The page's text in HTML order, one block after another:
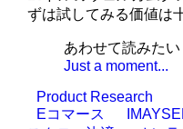
ずは試してみる価値は
あわせて読みたい
Just a moment...
Product Research
Eコマース